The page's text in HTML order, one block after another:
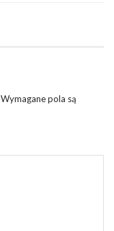
Wymagane pola są